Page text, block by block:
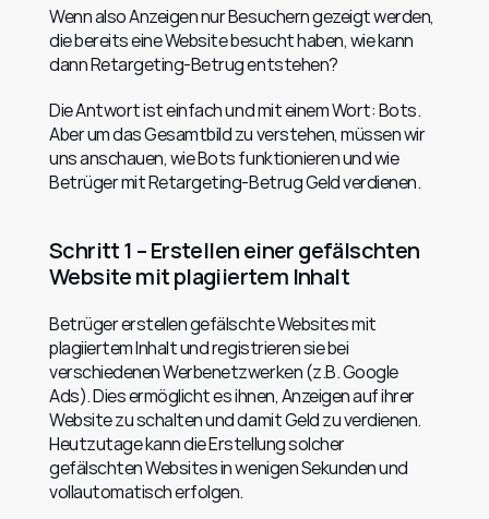
Wenn also Anzeigen nur Besuchern gezeigt werden,
die bereits eine Website besucht haben, wie kann
dann Retargeting-Betrug entstehen?
Die Antwort ist einfach und mit einem Wort: Bots.
Aber um das Gesamtbild zu verstehen, müssen wir
uns anschauen, wie Bots funktionieren und wie
Betrüger mit Retargeting-Betrug Geld verdienen.
Schritt 1 – Erstellen einer gefälschten
Website mit plagiiertem Inhalt
Betrüger erstellen gefälschte Websites mit
plagiiertem Inhalt und registrieren sie bei
verschiedenen Werbenetzwerken (z.B. Google
Ads). Dies ermöglicht es ihnen, Anzeigen auf ihrer
Website zu schalten und damit Geld zu verdienen.
Heutzutage kann die Erstellung solcher
gefälschten Websites in wenigen Sekunden und
vollautomatisch erfolgen.